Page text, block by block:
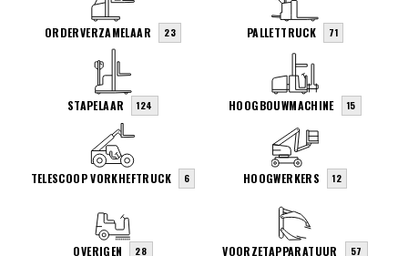
ORDERVERZAMELAAR 23 PALLETTRUCK 71
STAPELAAR 124 HOOGBOUWMACHINE 15
TELESCOOP VORKHEFTRUCK 6 HOOGWERKERS 12
OVERIGEN 28 VOORZETAPPARATUUR 57